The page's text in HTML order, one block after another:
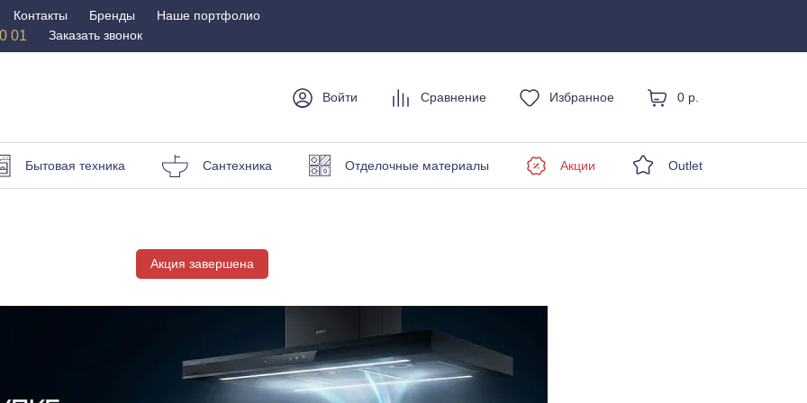
Контакты Бренды Наше портфолио
01 Заказать звонок
Войти Сравнение Избранное 0 р.
Бытовая техника Сантехника Отделочные материалы Акции Outlet
стулья
спальни
Наматрасники
Шезлонги и зонты
Акция завершена